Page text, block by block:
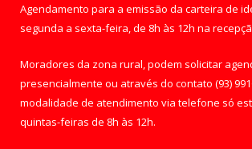
Agendamento para a emissão da carteira de
segunda a sexta-feira, de 8h às 12h na
Moradores da zona rural, podem solicitar
presencialmente ou através do contato (93)
modalidade de atendimento via telefone só
quintas-feiras de 8h às 12h.